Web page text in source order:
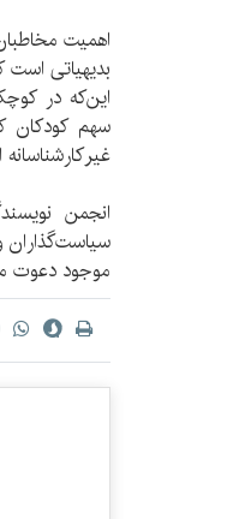
اهمیت
بدیهیاتی
این‌که در
سهم کودکان
انجمن
سیاست‌گذاران
موجود دعوت